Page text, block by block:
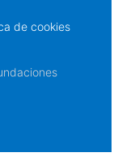
de cookies